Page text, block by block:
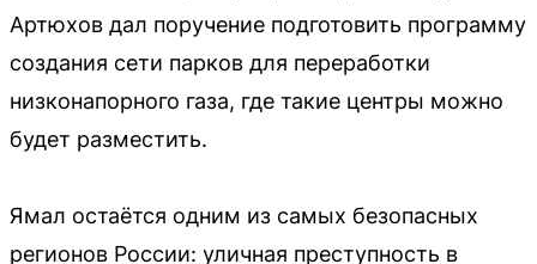
Артюхов дал поручение подготовить программу
создания сети парков для переработки
низконапорного газа, где такие центры можно
будет разместить.
Ямал остаётся одним из самых безопасных
регионов России: уличная преступность в